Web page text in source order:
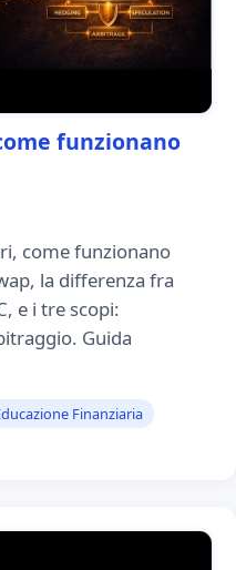
funzionano
come funzionano
la differenza fra
e i tre scopi:
Guida
Finanziaria